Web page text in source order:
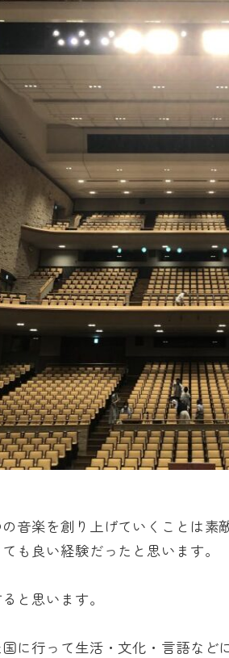
音楽を創り上げていくことは素
も良い経験だったと思います。
と思います。
に行って生活・文化・言語な